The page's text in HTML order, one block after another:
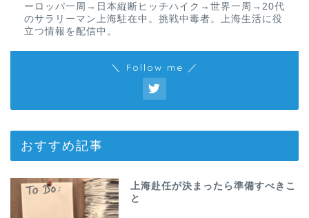
ーロッパ一周→日本縦断ヒッチハイク→世界一周→20代
のサラリーマン上海駐在中。挑戦中毒者。上海生活に役
立つ情報を配信中。
＼ Follow me ／
おすすめ記事
上海赴任が決まったら準備すべきこ
と